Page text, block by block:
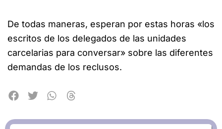
De todas maneras, esperan por estas horas «los
escritos de los delegados de las unidades
carcelarias para conversar» sobre las diferentes
demandas de los reclusos.